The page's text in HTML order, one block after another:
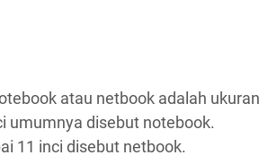
atau netbook adalah ukuran
umumnya disebut notebook.
11 inci disebut netbook.